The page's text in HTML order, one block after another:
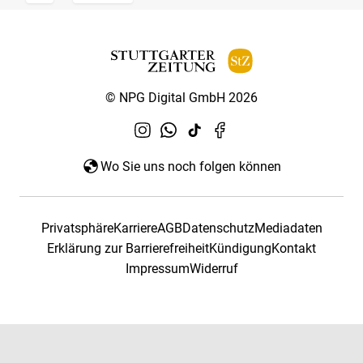
© NPG Digital GmbH 2026
Wo Sie uns noch folgen können
PrivatsphäreKarriereAGBDatenschutzMediadaten
Erklärung zur BarrierefreiheitKündigungKontakt
ImpressumWiderruf